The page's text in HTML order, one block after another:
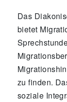
Das
bietet
zu finden.
soziale